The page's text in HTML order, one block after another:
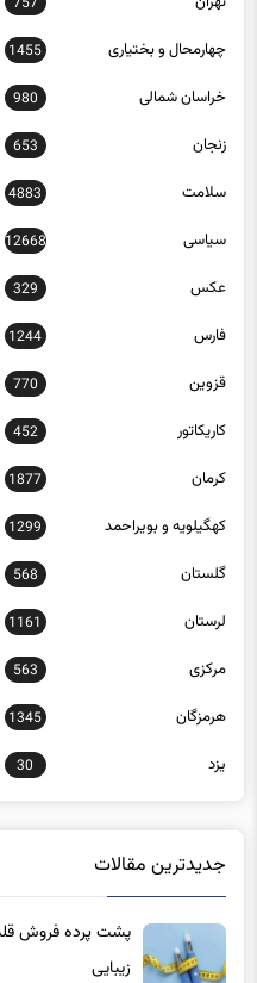
چهارمحال و بختیاری 1455
خراسان شمالی 980
زنجان 653
سلامت 4883
سیاسی 12668
عکس 329
فارس 1244
قزوین 770
کاریکاتور 452
کرمان 1877
کهگیلویه و بویراحمد 1299
گلستان 568
لرستان 1161
مرکزی 563
هرمزگان 1345
یزد 30
پشت پرده فروش
زیبایی
20 ساعت پیش